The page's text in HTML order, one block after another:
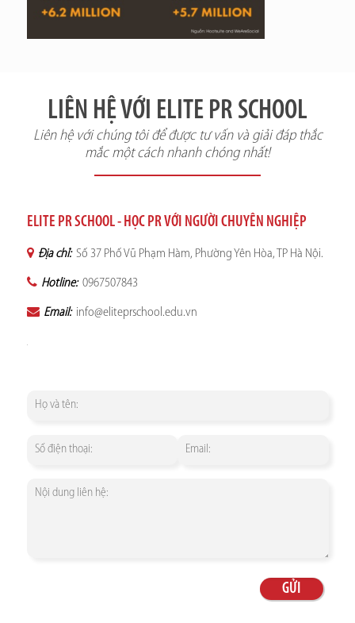
LIÊN HỆ VỚI ELITE PR SCHOOL
Liên hệ với chúng tôi để được tư vấn và giải đáp thắc
mắc một cách nhanh chóng nhất!
ELITE PR SCHOOL - HỌC PR VỚI NGƯỜI CHUYÊN NGHIỆP
Địa chỉ: Số 37 Phố Vũ Phạm Hàm, Phường Yên Hòa, TP Hà Nội.
Hotline: 0967507843
Email: info@eliteprschool.edu.vn